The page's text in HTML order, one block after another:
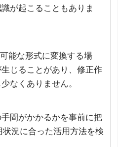
が起こることもありま
能な形式に変換する場
じることがあり、修正作
なくありません。
間がかかるかを事前に把
況に合った活用方法を検